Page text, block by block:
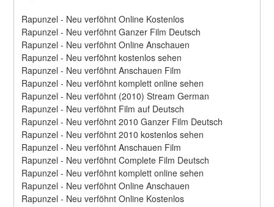
Rapunzel - Neu verföhnt Online Kostenlos
Rapunzel - Neu verföhnt Ganzer Film Deutsch
Rapunzel - Neu verföhnt Online Anschauen
Rapunzel - Neu verföhnt kostenlos sehen
Rapunzel - Neu verföhnt Anschauen Film
Rapunzel - Neu verföhnt komplett online sehen
Rapunzel - Neu verföhnt (2010) Stream German
Rapunzel - Neu verföhnt Film auf Deutsch
Rapunzel - Neu verföhnt 2010 Ganzer Film Deutsch
Rapunzel - Neu verföhnt 2010 kostenlos sehen
Rapunzel - Neu verföhnt Anschauen Film
Rapunzel - Neu verföhnt Complete Film Deutsch
Rapunzel - Neu verföhnt komplett online sehen
Rapunzel - Neu verföhnt Online Anschauen
Rapunzel - Neu verföhnt Online Kostenlos